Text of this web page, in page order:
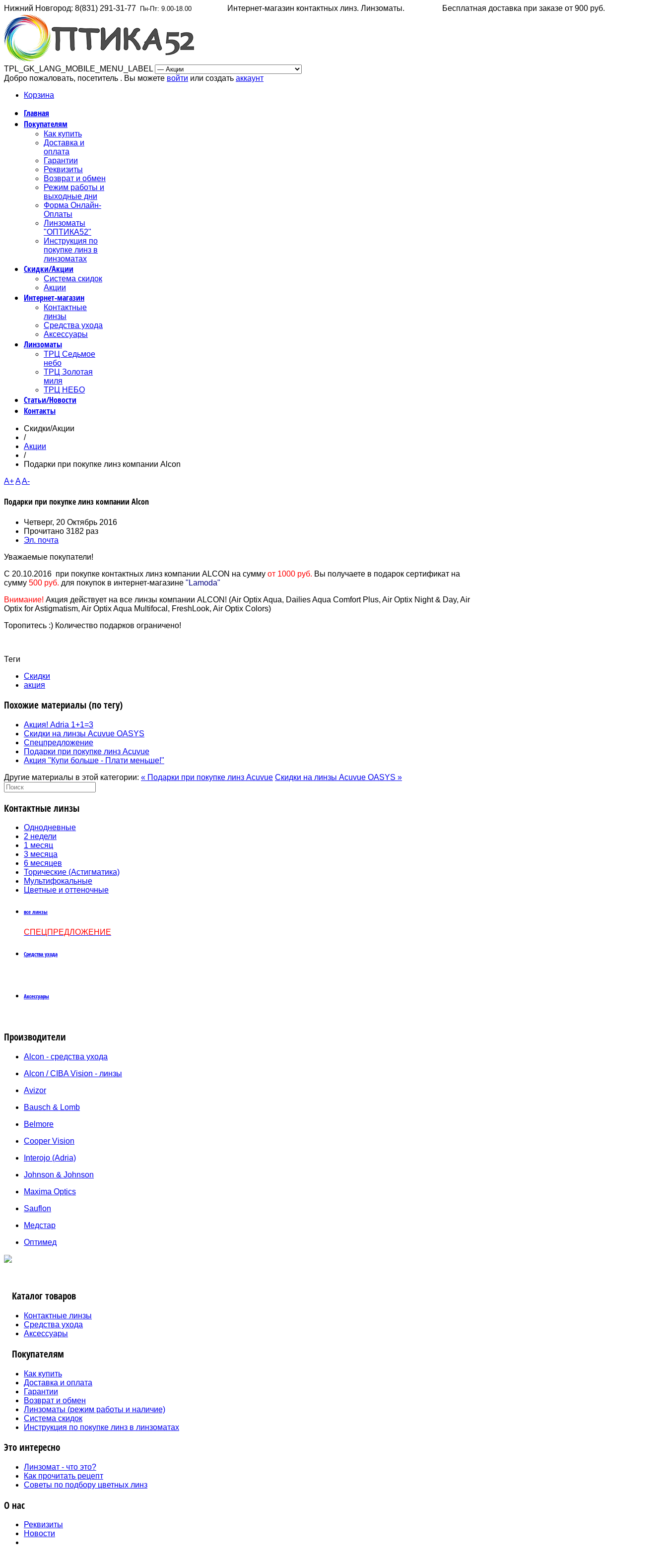
Нижний Новгород: 8(831) 291-31-77 Пн-Пт: 9.00-18.00 Интернет-магазин контактных линз. Линзоматы. Бесплатная доставка при заказе от 900 руб.
TPL_GK_LANG_MOBILE_MENU_LABEL
Добро пожаловать, посетитель . Вы можете войти или создать аккаунт
Корзина
Главная
Покупателям
Как купить
Доставка и
оплата
Гарантии
Реквизиты
Возврат и обмен
Режим работы и
выходные дни
Форма Онлайн-
Оплаты
Линзоматы
"ОПТИКА52"
Инструкция по
покупке линз в
линзоматах
Скидки/Акции
Система скидок
Акции
Интернет-магазин
Контактные
линзы
Средства ухода
Аксессуары
Линзоматы
ТРЦ Седьмое
небо
ТРЦ Золотая
миля
ТРЦ НЕБО
Статьи/Новости
Контакты
Скидки/Акции
/
Акции
/
Подарки при покупке линз компании Alcon
A+AA-
Подарки при покупке линз компании Alcon
Четверг, 20 Октябрь 2016
Прочитано 3182 раз
Эл. почта
Уважаемые покупатели!
С 20.10.2016 при покупке контактных линз компании ALCON на сумму от 1000 руб. Вы получаете в подарок сертификат на
сумму 500 руб. для покупок в интернет-магазине "Lamoda"
Внимание! Акция действует на все линзы компании ALCON! (Air Optix Aqua, Dailies Aqua Comfort Plus, Air Optix Night & Day, Air
Optix for Astigmatism, Air Optix Aqua Multifocal, FreshLook, Air Optix Colors)
Торопитесь :) Количество подарков ограничено!
Теги
Скидки
акция
Похожие материалы (по тегу)
Акция! Adria 1+1=3
Скидки на линзы Acuvue OASYS
Спецпредложение
Подарки при покупке линз Acuvue
Акция "Купи больше - Плати меньше!"
Другие материалы в этой категории: « Подарки при покупке линз Acuvue Скидки на линзы Acuvue OASYS »
Контактные линзы
Однодневные
2 недели
1 месяц
3 месяца
6 месяцев
Торические (Астигматика)
Мультифокальные
Цветные и оттеночные
все линзы
СПЕЦПРЕДЛОЖЕНИЕ
Средства ухода
Аксессуары
Производители
Alcon - средства ухода
Alcon / CIBA Vision - линзы
Avizor
Bausch & Lomb
Belmore
Cooper Vision
Interojo (Adria)
Johnson & Johnson
Maxima Optics
Sauflon
Медстар
Оптимед
Каталог товаров
Контактные линзы
Средства ухода
Аксессуары
Покупателям
Как купить
Доставка и оплата
Гарантии
Возврат и обмен
Линзоматы (режим работы и наличие)
Система скидок
Инструкция по покупке линз в линзоматах
Это интересно
Линзомат - что это?
Как прочитать рецепт
Советы по подбору цветных линз
О нас
Реквизиты
Новости